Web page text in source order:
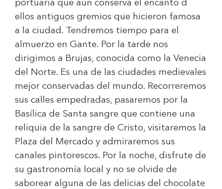
portuaria que aun conserva el encanto d
ellos antiguos gremios que hicieron famosa
a la ciudad. Tendremos tiempo para el
almuerzo en Gante. Por la tarde nos
dirigimos a Brujas, conocida como la Venecia
del Norte. Es una de las ciudades medievales
mejor conservadas del mundo. Recorreremos
sus calles empedradas, pasaremos por la
Basílica de Santa sangre que contiene una
reliquia de la sangre de Cristo, visitaremos la
Plaza del Mercado y admiraremos sus
canales pintorescos. Por la noche, disfrute de
su gastronomía local y no se olvide de
saborear alguna de las delicias del chocolate